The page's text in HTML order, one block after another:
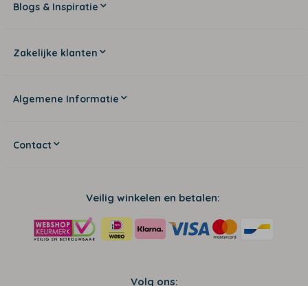
Blogs & Inspiratie
Zakelijke klanten
Algemene Informatie
Contact
Veilig winkelen en betalen:
Volg ons: